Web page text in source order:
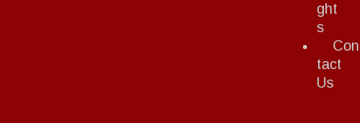
ght
s
Con
tact
Us